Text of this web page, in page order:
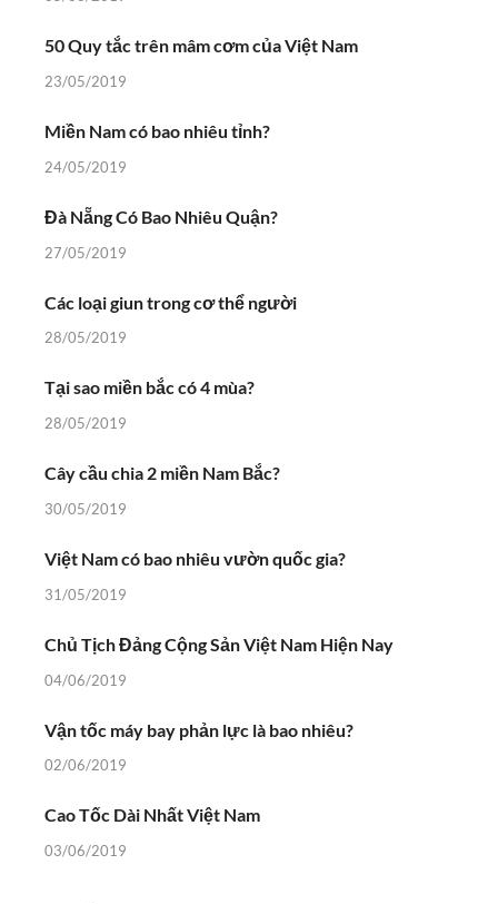
50 Quy tắc trên mâm cơm của Việt Nam
23/05/2019
Miền Nam có bao nhiêu tỉnh?
24/05/2019
Đà Nẵng Có Bao Nhiêu Quận?
27/05/2019
Các loại giun trong cơ thể người
28/05/2019
Tại sao miền bắc có 4 mùa?
28/05/2019
Cây cầu chia 2 miền Nam Bắc?
30/05/2019
Việt Nam có bao nhiêu vườn quốc gia?
31/05/2019
Chủ Tịch Đảng Cộng Sản Việt Nam Hiện Nay
04/06/2019
Vận tốc máy bay phản lực là bao nhiêu?
02/06/2019
Cao Tốc Dài Nhất Việt Nam
03/06/2019